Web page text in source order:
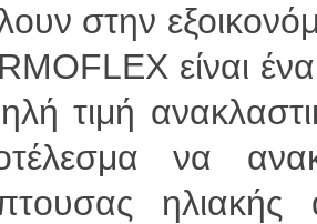
στην
είναι
τιμή
να
ηλιακής